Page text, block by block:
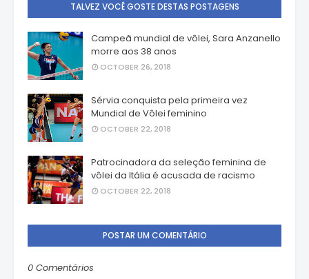
TALVEZ VOCÊ GOSTE DESTAS POSTAGENS
Campeã mundial de vôlei, Sara Anzanello
morre aos 38 anos
OCTOBER 26, 2018
Sérvia conquista pela primeira vez
Mundial de Vôlei feminino
OCTOBER 22, 2018
Patrocinadora da seleção feminina de
vôlei da Itália é acusada de racismo
OCTOBER 22, 2018
POSTAR UM COMENTÁRIO
0 Comentários